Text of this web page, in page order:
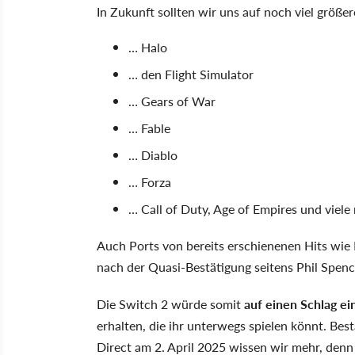
In Zukunft sollten wir uns auf noch viel
… Halo
… den Flight Simulator
… Gears of War
… Fable
… Diablo
… Forza
… Call of Duty, Age of Empires und viele
Auch Ports von bereits erschienenen Hits
nach der Quasi-Bestätigung seitens Phil
Die Switch 2 würde somitauf einen Schlag
erhalten, die ihr unterwegs spielen könnt.
Direct am 2. April 2025 wissen wir mehr,